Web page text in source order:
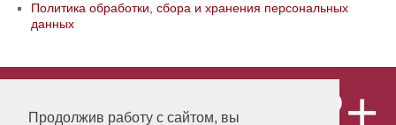
Продолжив работу с сайтом, вы
Политика обработки, сбора и хранения персональных
данных
«Publishing company «World of science»,